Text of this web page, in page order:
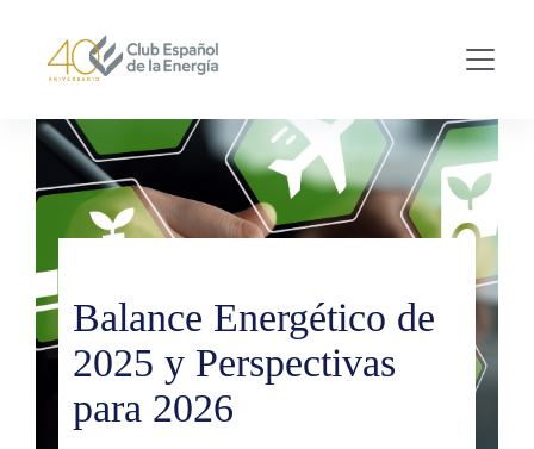
Balance Energético de
2025 y Perspectivas
para 2026